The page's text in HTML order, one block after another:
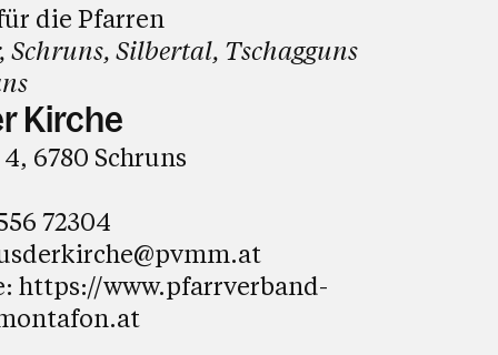
die Pfarren
Schruns, Silbertal, Tschagguns
Kirche
6780 Schruns
72304
https://www.pfarrverband-